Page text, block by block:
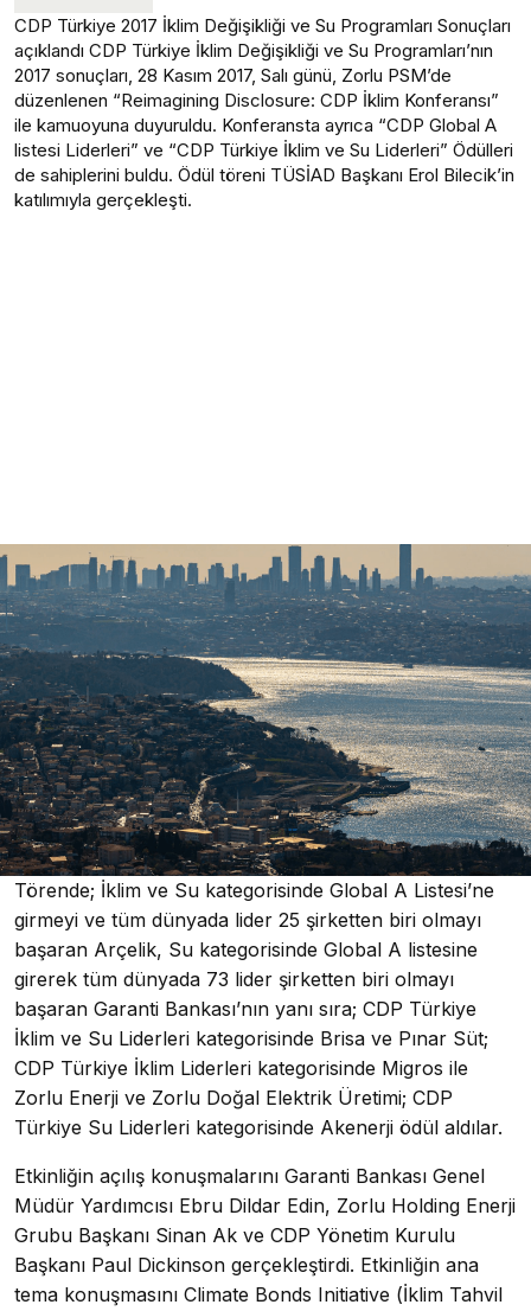
CDP Türkiye 2017 İklim Değişikliği ve Su Programları Sonuçları
açıklandı CDP Türkiye İklim Değişikliği ve Su Programları’nın
2017 sonuçları, 28 Kasım 2017, Salı günü, Zorlu PSM’de
düzenlenen “Reimagining Disclosure: CDP İklim Konferansı”
ile kamuoyuna duyuruldu. Konferansta ayrıca “CDP Global A
listesi Liderleri” ve “CDP Türkiye İklim ve Su Liderleri” Ödülleri
de sahiplerini buldu. Ödül töreni TÜSİAD Başkanı Erol Bilecik’in
katılımıyla gerçekleşti.
Törende; İklim ve Su kategorisinde Global A Listesi’ne
girmeyi ve tüm dünyada lider 25 şirketten biri olmayı
başaran Arçelik, Su kategorisinde Global A listesine
girerek tüm dünyada 73 lider şirketten biri olmayı
başaran Garanti Bankası’nın yanı sıra; CDP Türkiye
İklim ve Su Liderleri kategorisinde Brisa ve Pınar Süt;
CDP Türkiye İklim Liderleri kategorisinde Migros ile
Zorlu Enerji ve Zorlu Doğal Elektrik Üretimi; CDP
Türkiye Su Liderleri kategorisinde Akenerji ödül aldılar.
Etkinliğin açılış konuşmalarını Garanti Bankası Genel
Müdür Yardımcısı Ebru Dildar Edin, Zorlu Holding Enerji
Grubu Başkanı Sinan Ak ve CDP Yönetim Kurulu
Başkanı Paul Dickinson gerçekleştirdi. Etkinliğin ana
tema konuşmasını Climate Bonds Initiative (İklim Tahvil